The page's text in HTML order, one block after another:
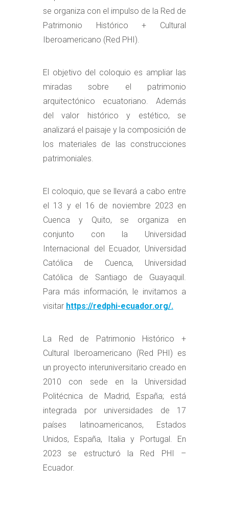
se organiza con el impulso de la Red de
Patrimonio Histórico + Cultural
Iberoamericano (Red PHI).
El objetivo del coloquio es ampliar las
miradas sobre el patrimonio
arquitectónico ecuatoriano. Además
del valor histórico y estético, se
analizará el paisaje y la composición de
los materiales de las construcciones
patrimoniales.
El coloquio, que se llevará a cabo entre
el 13 y el 16 de noviembre 2023 en
Cuenca y Quito, se organiza en
conjunto con la Universidad
Internacional del Ecuador, Universidad
Católica de Cuenca, Universidad
Católica de Santiago de Guayaquil.
Para más información, le invitamos a
visitar https://redphi-ecuador.org/.
La Red de Patrimonio Histórico +
Cultural Iberoamericano (Red PHI) es
un proyecto interuniversitario creado en
2010 con sede en la Universidad
Politécnica de Madrid, España; está
integrada por universidades de 17
países latinoamericanos, Estados
Unidos, España, Italia y Portugal. En
2023 se estructuró la Red PHI –
Ecuador.